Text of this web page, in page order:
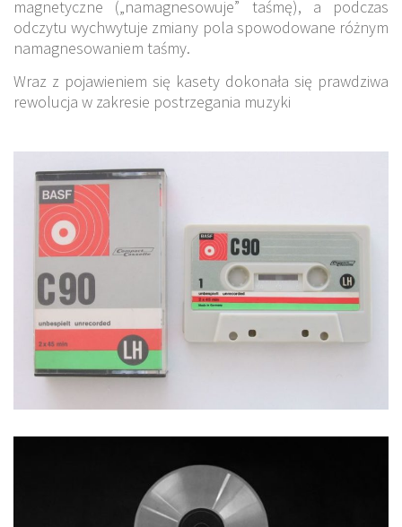
magnetyczne („namagnesowuje” taśmę), a podczas
odczytu wychwytuje zmiany pola spowodowane różnym
namagnesowaniem taśmy.
Wraz z pojawieniem się kasety dokonała się prawdziwa
rewolucja w zakresie postrzegania muzyki